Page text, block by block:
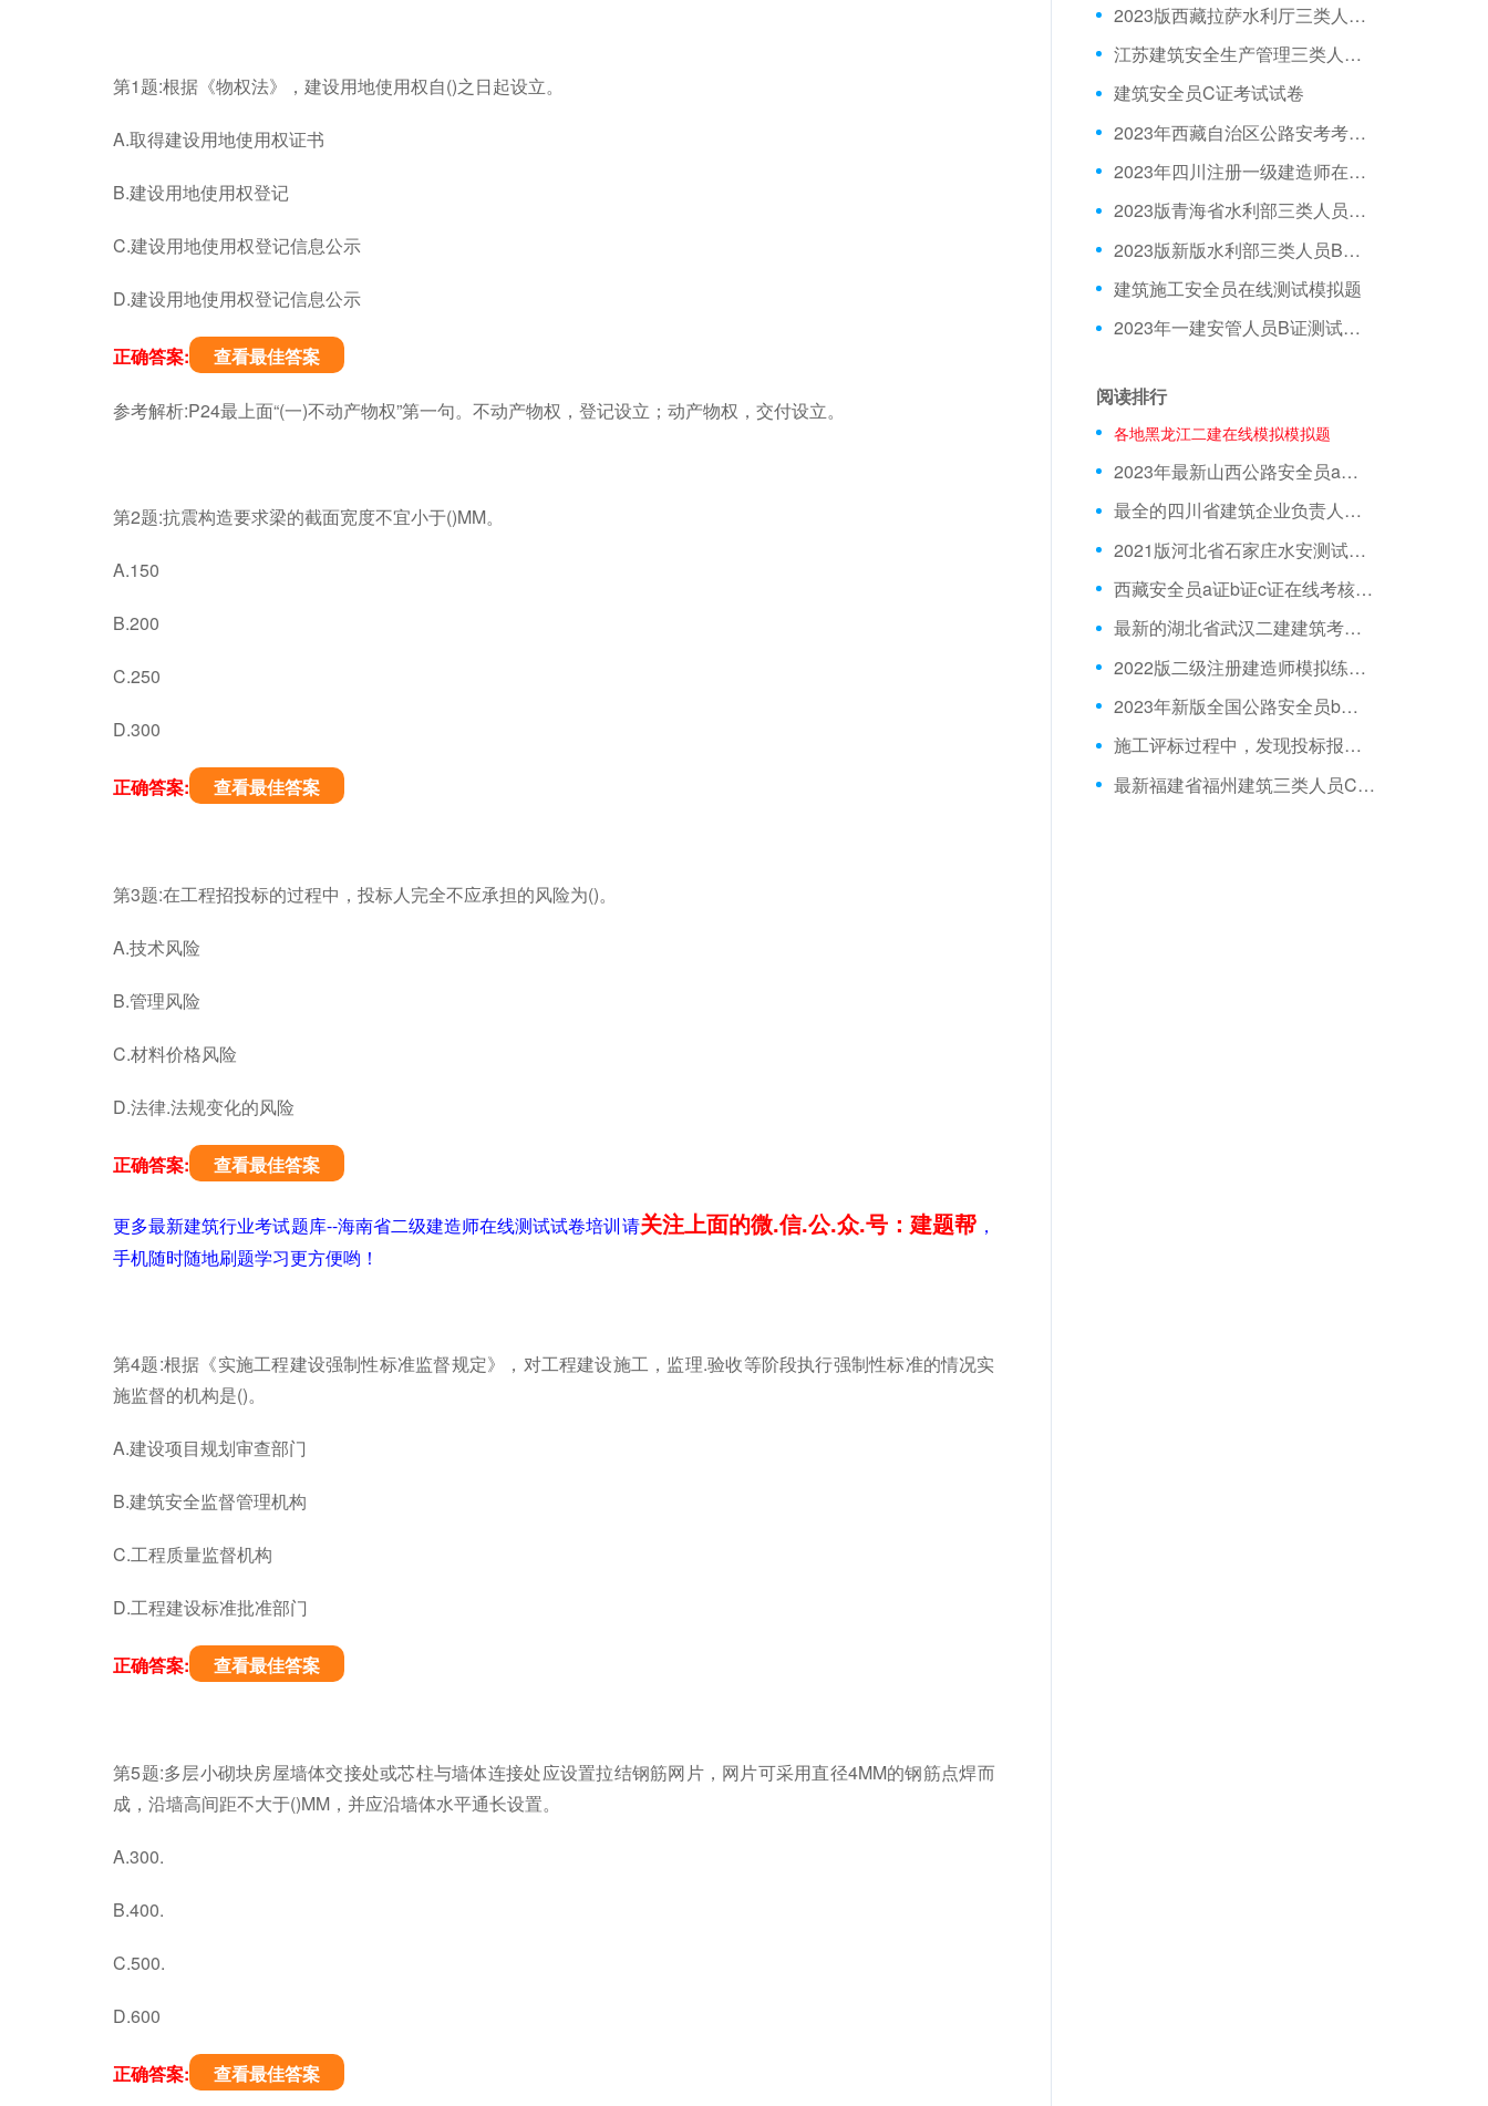
第1题:根据《物权法》，建设用地使用权自()之日起设立。
A.取得建设用地使用权证书
B.建设用地使用权登记
C.建设用地使用权登记信息公示
D.建设用地使用权登记信息公示
正确答案: 查看最佳答案
参考解析:P24最上面“(一)不动产物权”第一句。不动产物权，登记设立；动产物权，交付设立。
第2题:抗震构造要求梁的截面宽度不宜小于()MM。
A.150
B.200
C.250
D.300
正确答案: 查看最佳答案
第3题:在工程招投标的过程中，投标人完全不应承担的风险为()。
A.技术风险
B.管理风险
C.材料价格风险
D.法律.法规变化的风险
正确答案: 查看最佳答案
更多最新建筑行业考试题库--海南省二级建造师在线测试试卷培训请关注上面的微.信.公.众.号：建题帮 ，
手机随时随地刷题学习更方便哟！
第4题:根据《实施工程建设强制性标准监督规定》，对工程建设施工，监理.验收等阶段执行强制性标准的情况实
施监督的机构是()。
A.建设项目规划审查部门
B.建筑安全监督管理机构
C.工程质量监督机构
D.工程建设标准批准部门
正确答案: 查看最佳答案
第5题:多层小砌块房屋墙体交接处或芯柱与墙体连接处应设置拉结钢筋网片，网片可采用直径4MM的钢筋点焊而
成，沿墙高间距不大于()MM，并应沿墙体水平通长设置。
A.300.
B.400.
C.500.
D.600
正确答案: 查看最佳答案
2023版西藏拉萨水利厅三类人员A证在线测试真题库
江苏建筑安全生产管理三类人员在线模拟考前押题
建筑安全员C证考试试卷
2023年西藏自治区公路安考考试模拟题
2023年四川注册一级建造师在线测试模拟题库
2023版青海省水利部三类人员C证模拟习题
2023版新版水利部三类人员B证在线测试模拟试题
建筑施工安全员在线测试模拟题
2023年一建安管人员B证测试试题
阅读排行
各地黑龙江二建在线模拟模拟题
2023年最新山西公路安全员a证模拟练习题
最全的四川省建筑企业负责人安全考核考试题型内部资料
2021版河北省石家庄水安测试模拟真题
西藏安全员a证b证c证在线考核模拟练习题
最新的湖北省武汉二建建筑考试题目和培训试卷
2022版二级注册建造师模拟练习题
2023年新版全国公路安全员b证模拟试题
施工评标过程中，发现投标报价大写金额与小写金额不一致时，评标委员会正确的处理办法是()。
最新福建省福州建筑三类人员C证真题与重点资料